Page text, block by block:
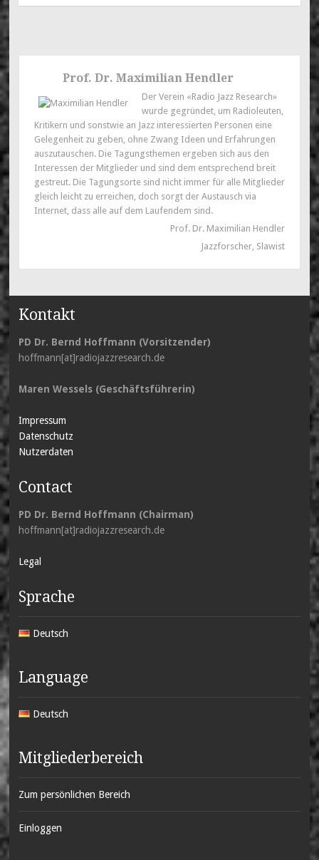
Prof. Dr. Maximilian Hendler
Der Verein «Radio Jazz Research»
wurde gegründet, um Radioleuten,
Kritikern und sonstwie an Jazz interessierten Personen eine
Gelegenheit zu geben, ohne Zwang Ideen und Erfahrungen
auszutauschen. Die Tagungsthemen ergeben sich aus den
Interessen der Mitglieder und sind dem entsprechend breit
gestreut. Die Tagungsorte sind nicht immer für alle Mitglieder
gleich leicht zu erreichen, doch sorgt der Austausch via
Internet, dass alle auf dem Laufendem sind.
Prof. Dr. Maximilian Hendler
Jazzforscher, Slawist
Kontakt
PD Dr. Bernd Hoffmann (Vorsitzender)
hoffmann[at]radiojazzresearch.de
Maren Wessels (Geschäftsführerin)
Impressum
Datenschutz
Nutzerdaten
Contact
PD Dr. Bernd Hoffmann (Chairman)
hoffmann[at]radiojazzresearch.de
Legal
Sprache
Deutsch
Language
Deutsch
Mitgliederbereich
Zum persönlichen Bereich
Einloggen